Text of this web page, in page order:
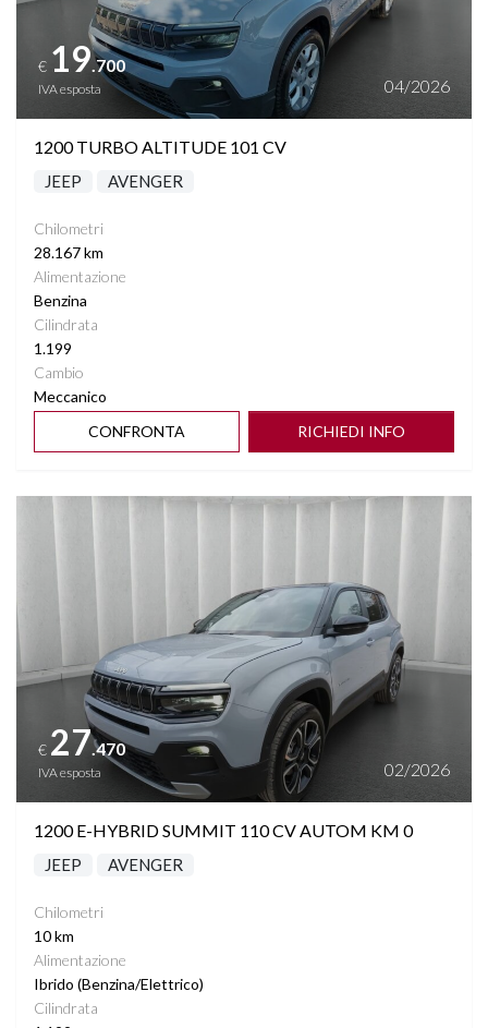
SEDILI SDOPPIABILI
SENSORI LUCI
SPECCHIETTI ELETTRICI RICHIUDIBILI
SPECCHIETTO RETROVISORE FOTOCROMATICO
TASCHE SU RETROSCHIENALI SEDILI
VETRI SCURI
VIRTUAL COCKPIT
VOLANTE MULTIFUNZIONE
PHONE CHARGING
€ 19.700
IVA esposta 04/2026
1200 TURBO ALTITUDE 101 CV
JEEP AVENGER
Chilometri
28.167 km
Alimentazione
Benzina
Cilindrata
1.199
Cambio
Meccanico
CONFRONTA
RICHIEDI INFO
Vedi dettagli
€ 27.470
IVA esposta 02/2026
1200 E-HYBRID SUMMIT 110 CV AUTOM KM 0
JEEP AVENGER
Chilometri
10 km
Alimentazione
Ibrido (Benzina/Elettrico)
Cilindrata